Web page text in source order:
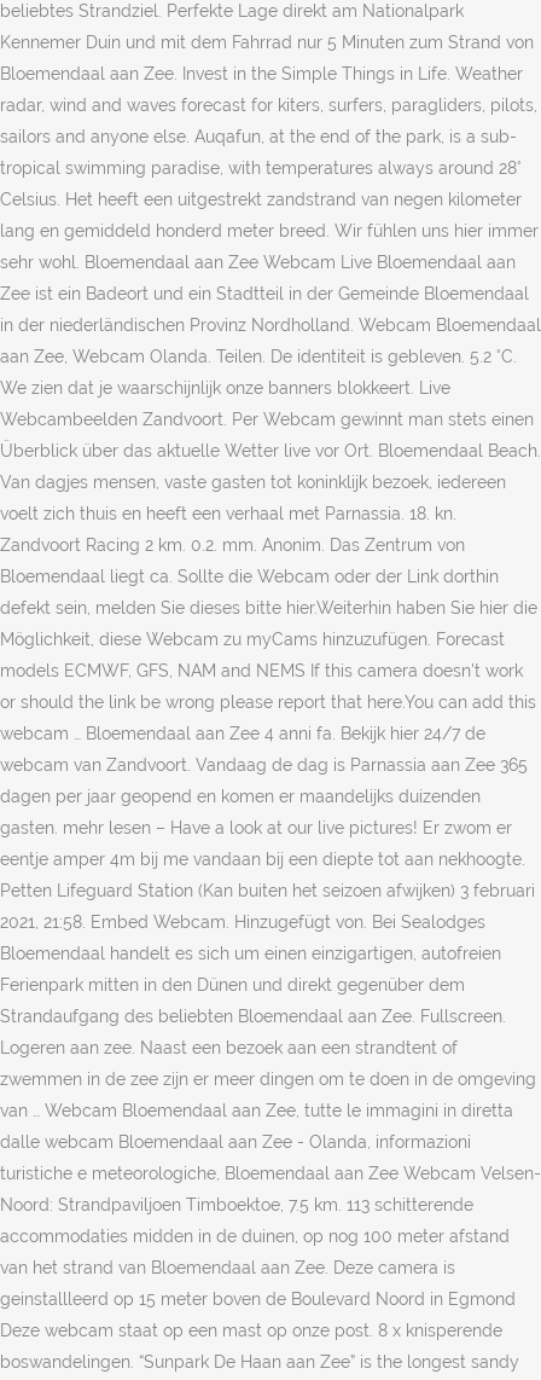
beliebtes Strandziel. Perfekte Lage direkt am Nationalpark
Kennemer Duin und mit dem Fahrrad nur 5 Minuten zum Strand von
Bloemendaal aan Zee. Invest in the Simple Things in Life. Weather
radar, wind and waves forecast for kiters, surfers, paragliders, pilots,
sailors and anyone else. Auqafun, at the end of the park, is a sub-
tropical swimming paradise, with temperatures always around 28°
Celsius. Het heeft een uitgestrekt zandstrand van negen kilometer
lang en gemiddeld honderd meter breed. Wir fühlen uns hier immer
sehr wohl. Bloemendaal aan Zee Webcam Live Bloemendaal aan
Zee ist ein Badeort und ein Stadtteil in der Gemeinde Bloemendaal
in der niederländischen Provinz Nordholland. Webcam Bloemendaal
aan Zee, Webcam Olanda. Teilen. De identiteit is gebleven. 5.2 °C.
We zien dat je waarschijnlijk onze banners blokkeert. Live
Webcambeelden Zandvoort. Per Webcam gewinnt man stets einen
Überblick über das aktuelle Wetter live vor Ort. Bloemendaal Beach.
Van dagjes mensen, vaste gasten tot koninklijk bezoek, iedereen
voelt zich thuis en heeft een verhaal met Parnassia. 18. kn.
Zandvoort Racing 2 km. 0.2. mm. Anonim. Das Zentrum von
Bloemendaal liegt ca. Sollte die Webcam oder der Link dorthin
defekt sein, melden Sie dieses bitte hier.Weiterhin haben Sie hier die
Möglichkeit, diese Webcam zu myCams hinzuzufügen. Forecast
models ECMWF, GFS, NAM and NEMS If this camera doesn't work
or should the link be wrong please report that here.You can add this
webcam … Bloemendaal aan Zee 4 anni fa. Bekijk hier 24/7 de
webcam van Zandvoort. Vandaag de dag is Parnassia aan Zee 365
dagen per jaar geopend en komen er maandelijks duizenden
gasten. mehr lesen – Have a look at our live pictures! Er zwom er
eentje amper 4m bij me vandaan bij een diepte tot aan nekhoogte.
Petten Lifeguard Station (Kan buiten het seizoen afwijken) 3 februari
2021, 21:58. Embed Webcam. Hinzugefügt von. Bei Sealodges
Bloemendaal handelt es sich um einen einzigartigen, autofreien
Ferienpark mitten in den Dünen und direkt gegenüber dem
Strandaufgang des beliebten Bloemendaal aan Zee. Fullscreen.
Logeren aan zee. Naast een bezoek aan een strandtent of
zwemmen in de zee zijn er meer dingen om te doen in de omgeving
van … Webcam Bloemendaal aan Zee, tutte le immagini in diretta
dalle webcam Bloemendaal aan Zee - Olanda, informazioni
turistiche e meteorologiche, Bloemendaal aan Zee Webcam Velsen-
Noord: Strandpaviljoen Timboektoe, 7.5 km. 113 schitterende
accommodaties midden in de duinen, op nog 100 meter afstand
van het strand van Bloemendaal aan Zee. Deze camera is
geinstallleerd op 15 meter boven de Boulevard Noord in Egmond
Deze webcam staat op een mast op onze post. 8 x knisperende
boswandelingen. “Sunpark De Haan aan Zee” is the longest sandy